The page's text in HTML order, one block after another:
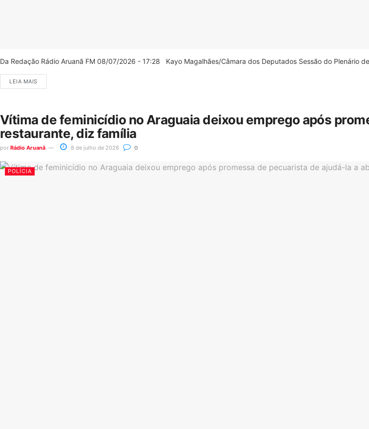
Da Redação Rádio Aruanã FM 08/07/2026 - 17:28 Kayo Magalhães/Câmara dos Deputados Sessão do Plenário
LEIA MAIS
Vítima de feminicídio no Araguaia deixou emprego após
restaurante, diz família
por Rádio Aruanã 8 de julho de 2026 0
POLÍCIA